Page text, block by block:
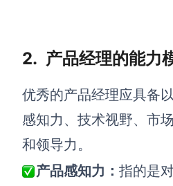
AI生成4P营销理论模型
AI生成竞品分析
AI生成安索夫矩阵
AI生成Grow模型
AI生成AARRR模型
2. 产品经理的能力
优秀的产品经理应具备
感知力、技术视野、市
和领导力。
产品感知力： 指的是